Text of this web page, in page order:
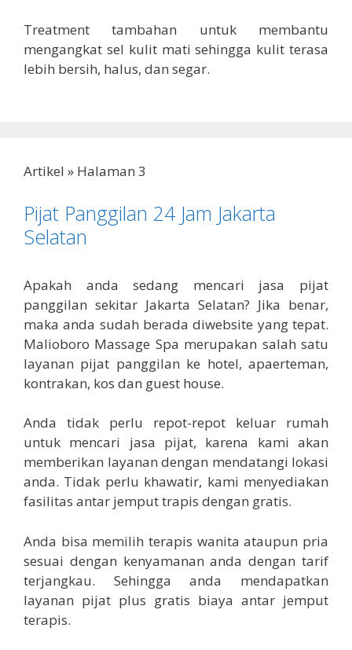
Treatment tambahan untuk membantu
mengangkat sel kulit mati sehingga kulit terasa
lebih bersih, halus, dan segar.
Artikel » Halaman 3
Pijat Panggilan 24 Jam Jakarta
Selatan
Apakah anda sedang mencari jasa pijat
panggilan sekitar Jakarta Selatan? Jika benar,
maka anda sudah berada diwebsite yang tepat.
Malioboro Massage Spa merupakan salah satu
layanan pijat panggilan ke hotel, apaerteman,
kontrakan, kos dan guest house.
Anda tidak perlu repot-repot keluar rumah
untuk mencari jasa pijat, karena kami akan
memberikan layanan dengan mendatangi lokasi
anda. Tidak perlu khawatir, kami menyediakan
fasilitas antar jemput trapis dengan gratis.
Anda bisa memilih terapis wanita ataupun pria
sesuai dengan kenyamanan anda dengan tarif
terjangkau. Sehingga anda mendapatkan
layanan pijat plus gratis biaya antar jemput
terapis.